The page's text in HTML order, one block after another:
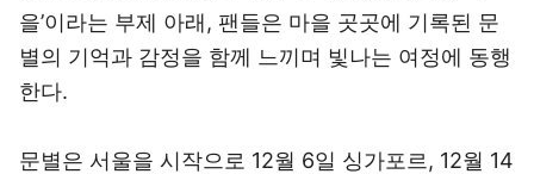
을’이라는 부제 아래, 팬들은 마을 곳곳에 기록된 문
별의 기억과 감정을 함께 느끼며 빛나는 여정에 동행
한다.
문별은 서울을 시작으로 12월 6일 싱가포르, 12월 14